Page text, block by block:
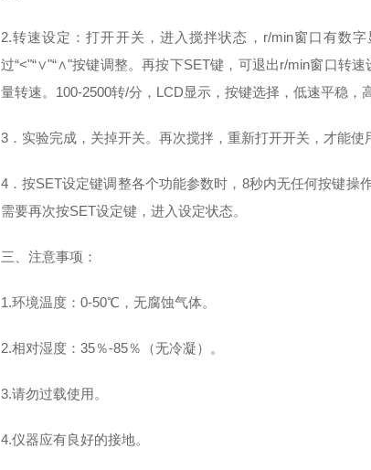
2.转速设定：打开开关，进入搅拌状态，r/min窗口有数
过“<"“∨"“∧"按键调整。再按下SET键，可退出r/min窗口转
量转速。100-2500转/分，LCD显示，按键选择，低速平稳，
3．实验完成，关掉开关。再次搅拌，重新打开开关，才能使
4．按SET设定键调整各个功能参数时，8秒内无任何按键操
需要再次按SET设定键，进入设定状态。
三、注意事项：
1.环境温度：0-50℃，无腐蚀气体。
2.相对湿度：35％-85％（无冷凝）。
3.请勿过载使用。
4.仪器应有良好的接地。